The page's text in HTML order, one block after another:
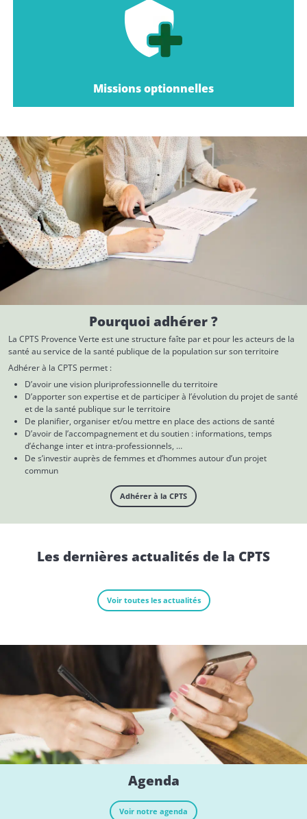
Missions optionnelles
Pourquoi adhérer ?
La CPTS Provence Verte est une structure faîte par et pour les acteurs de la
santé au service de la santé publique de la population sur son territoire
Adhérer à la CPTS permet :
D’avoir une vision pluriprofessionnelle du territoire
D’apporter son expertise et de participer à l’évolution du projet de santé
et de la santé publique sur le territoire
De planifier, organiser et/ou mettre en place des actions de santé
D’avoir de l’accompagnement et du soutien : informations, temps
d’échange inter et intra-professionnels, …
De s’investir auprès de femmes et d’hommes autour d’un projet
commun
Adhérer à la CPTS
Les dernières actualités de la CPTS
Voir toutes les actualités
Agenda
Voir notre agenda